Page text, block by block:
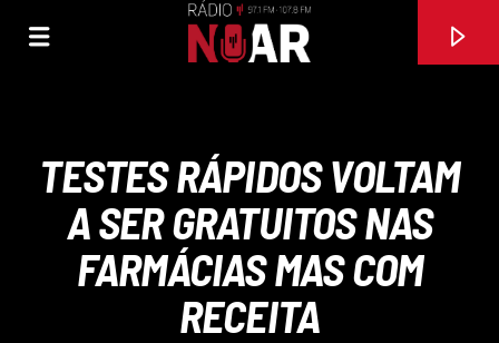
TESTES RÁPIDOS VOLTAM
A SER GRATUITOS NAS
FARMÁCIAS MAS COM
RECEITA